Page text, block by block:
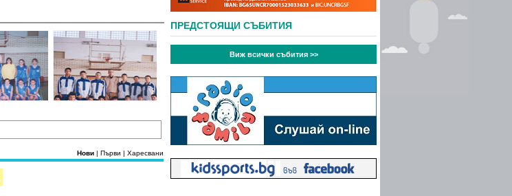
Нови | Първи | Харесвани
ПРЕДСТОЯЩИ СЪБИТИЯ
Виж всички събития >>